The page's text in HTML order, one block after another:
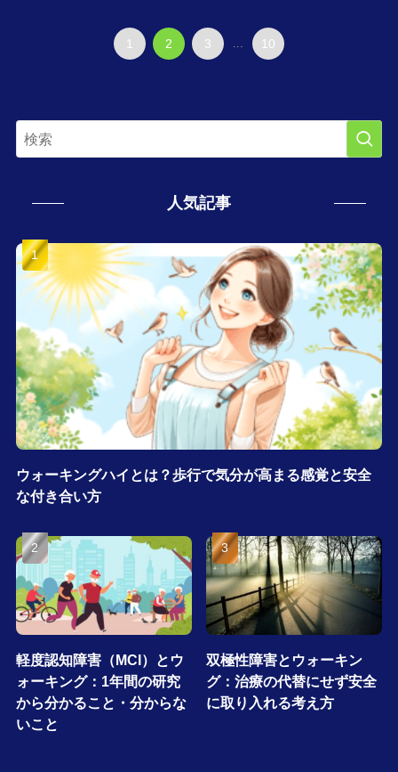
1 2 3 10
人気記事
ウォーキングハイとは？歩行で気分が高まる感覚と安全
な付き合い方
軽度認知障害（MCI）とウ
ォーキング：1年間の研究
から分かること・分からな
いこと
双極性障害とウォーキン
グ：治療の代替にせず安全
に取り入れる考え方